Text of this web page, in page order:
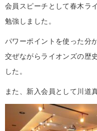
会員スピーチとして春木ラ
勉強しました。
パワーポイントを使った分
交ぜながらライオンズの歴
した。
また、新入会員として川道